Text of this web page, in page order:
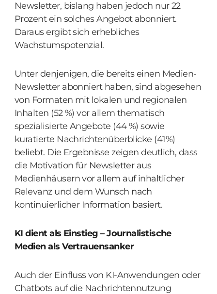
Newsletter, bislang haben jedoch nur 22
Prozent ein solches Angebot abonniert.
Daraus ergibt sich erhebliches
Wachstumspotenzial.
Unter denjenigen, die bereits einen Medien-
Newsletter abonniert haben, sind abgesehen
von Formaten mit lokalen und regionalen
Inhalten (52 %) vor allem thematisch
spezialisierte Angebote (44 %) sowie
kuratierte Nachrichtenüberblicke (41%)
beliebt. Die Ergebnisse zeigen deutlich, dass
die Motivation für Newsletter aus
Medienhäusern vor allem auf inhaltlicher
Relevanz und dem Wunsch nach
kontinuierlicher Information basiert.
KI dient als Einstieg – Journalistische
Medien als Vertrauensanker
Auch der Einfluss von KI-Anwendungen oder
Chatbots auf die Nachrichtennutzung